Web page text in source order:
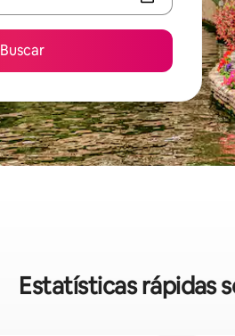
Buscar
Estatísticas rápidas